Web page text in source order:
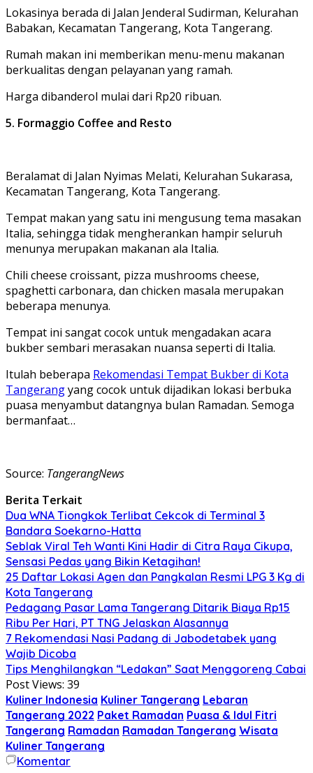
Lokasinya berada di Jalan Jenderal Sudirman, Kelurahan
Babakan, Kecamatan Tangerang, Kota Tangerang.
Rumah makan ini memberikan menu-menu makanan
berkualitas dengan pelayanan yang ramah.
Harga dibanderol mulai dari Rp20 ribuan.
5. Formaggio Coffee and Resto
Beralamat di Jalan Nyimas Melati, Kelurahan Sukarasa,
Kecamatan Tangerang, Kota Tangerang.
Tempat makan yang satu ini mengusung tema masakan
Italia, sehingga tidak mengherankan hampir seluruh
menunya merupakan makanan ala Italia.
Chili cheese croissant, pizza mushrooms cheese,
spaghetti carbonara, dan chicken masala merupakan
beberapa menunya.
Tempat ini sangat cocok untuk mengadakan acara
bukber sembari merasakan nuansa seperti di Italia.
Itulah beberapa Rekomendasi Tempat Bukber di Kota
Tangerangyang cocok untuk dijadikan lokasi berbuka
puasa menyambut datangnya bulan Ramadan. Semoga
bermanfaat…
Source: TangerangNews
Berita Terkait
Dua WNA Tiongkok Terlibat Cekcok di Terminal 3
Bandara Soekarno-Hatta
Seblak Viral Teh Wanti Kini Hadir di Citra Raya Cikupa,
Sensasi Pedas yang Bikin Ketagihan!
25 Daftar Lokasi Agen dan Pangkalan Resmi LPG 3 Kg di
Kota Tangerang
Pedagang Pasar Lama Tangerang Ditarik Biaya Rp15
Ribu Per Hari, PT TNG Jelaskan Alasannya
7 Rekomendasi Nasi Padang di Jabodetabek yang
Wajib Dicoba
Tips Menghilangkan “Ledakan” Saat Menggoreng Cabai
Post Views: 39
Kuliner Indonesia Kuliner Tangerang Lebaran
Tangerang 2022 Paket Ramadan Puasa & Idul Fitri
Tangerang Ramadan Ramadan Tangerang Wisata
Kuliner Tangerang
Komentar